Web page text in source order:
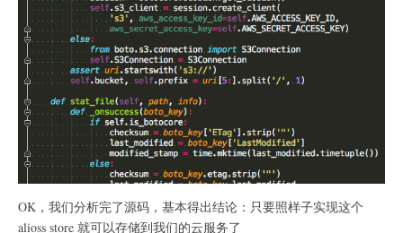
OK，我们分析完了源码，基本得出结论：只要照样子实现这个
alioss store 就可以存储到我们的云服务了